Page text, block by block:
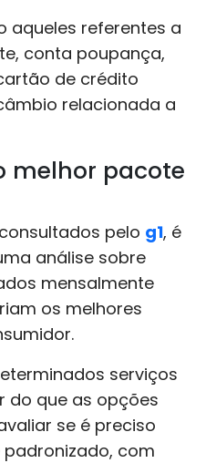
aqueles referentes a
conta poupança,
de crédito
relacionada a
melhor pacote
pelo g1, é
análise sobre
mensalmente
os melhores
serviços
do que as opções
se é preciso
com